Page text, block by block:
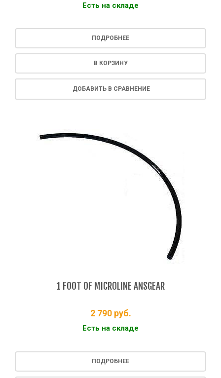
Есть на складе
ПОДРОБНЕЕ
В КОРЗИНУ
ДОБАВИТЬ В СРАВНЕНИЕ
1 FOOT OF MICROLINE ANSGEAR
2 790руб.
Есть на складе
ПОДРОБНЕЕ